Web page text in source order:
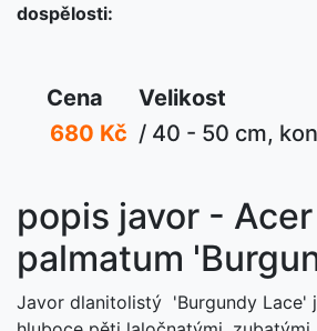
dospělosti:
Cena
Velikost
680 Kč / 40 - 50 cm,
popis javor - Acer
palmatum
Javor dlanitolistý 'Burgundy Lace'